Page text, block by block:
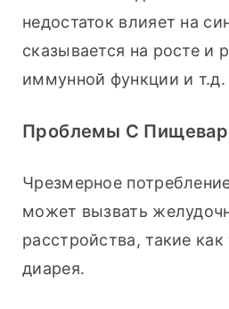
недостаток влияет на
сказывается на росте и
иммунной функции и т.д.
Проблемы С
Чрезмерное
может вызвать
расстройства, такие
диарея.